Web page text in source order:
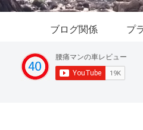
ブログ関係 プ